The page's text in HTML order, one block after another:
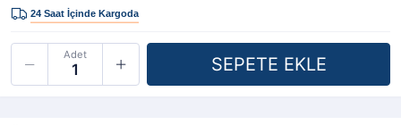
Adet